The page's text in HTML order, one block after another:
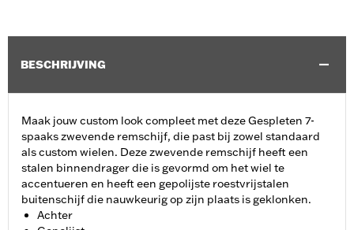
BESCHRIJVING
Maak jouw custom look compleet met deze Gespleten 7-
spaaks zwevende remschijf, die past bij zowel standaard
als custom wielen. Deze zwevende remschijf heeft een
stalen binnendrager die is gevormd om het wiel te
accentueren en heeft een gepolijste roestvrijstalen
buitenschijf die nauwkeurig op zijn plaats is geklonken.
Achter